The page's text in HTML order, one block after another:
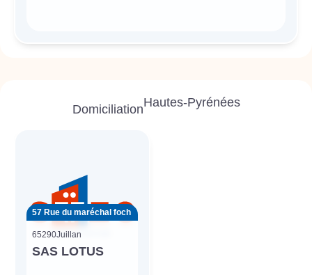
DomiciliationHautes-Pyrénées
57 Rue du maréchal foch
65290Juillan
SAS LOTUS